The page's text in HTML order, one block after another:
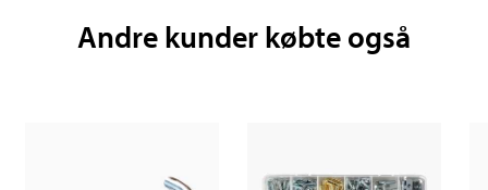
Andre kunder købte også